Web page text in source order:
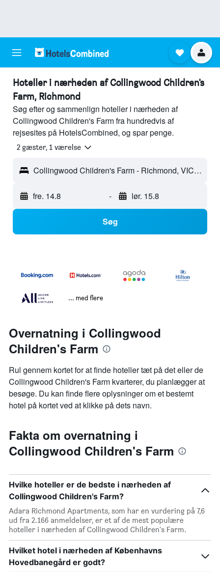
Hoteller i nærheden af Collingwood Children's
Farm, Richmond
Søg efter og sammenlign hoteller i nærheden af
Collingwood Children's Farm fra hundredvis af
rejsesites på HotelsCombined, og spar penge.
2 gæster, 1 værelse
Collingwood Children's Farm - Richmond, VIC, Australien
fre. 14.8 - lør. 15.8
Søg
... med flere
Overnatning i Collingwood
Children's Farm
Rul gennem kortet for at finde hoteller tæt på det eller de
Collingwood Children's Farm kvarterer, du planlægger at
besøge. Du kan finde flere oplysninger om et bestemt
hotel på kortet ved at klikke på dets navn.
Fakta om overnatning i
Collingwood Children's Farm
Hvilke hoteller er de bedste i nærheden af
Collingwood Children's Farm?
Adara Richmond Apartments, som har en vurdering på 7,6
ud fra 2.166 anmeldelser, er et af de mest populære
hoteller i nærheden af Collingwood Children's Farm.
Hvilket hotel i nærheden af Københavns
Hovedbanegård er godt?